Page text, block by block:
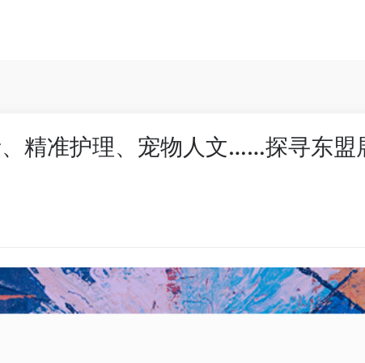
精准护理、宠物人文……探寻东盟